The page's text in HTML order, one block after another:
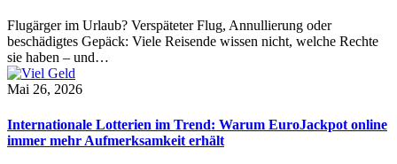
Flugärger im Urlaub? Verspäteter Flug, Annullierung oder
beschädigtes Gepäck: Viele Reisende wissen nicht, welche Rechte
sie haben – und…
Mai 26, 2026
Internationale Lotterien im Trend: Warum EuroJackpot online
immer mehr Aufmerksamkeit erhält